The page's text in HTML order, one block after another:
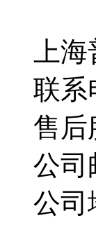
上
联系
售后
公司
公司